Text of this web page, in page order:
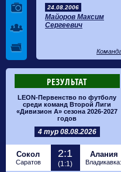
24.08.2006
Майоров Максим
Сергеевич
РЕЗУЛЬТАТ
LEON-Первенство по футболу
среди команд Второй Лиги
«Дивизион А» сезона 2026-2027
годов
4 тур 08.08.2026
Сокол
Саратов
2:1
(1:1)
Алания